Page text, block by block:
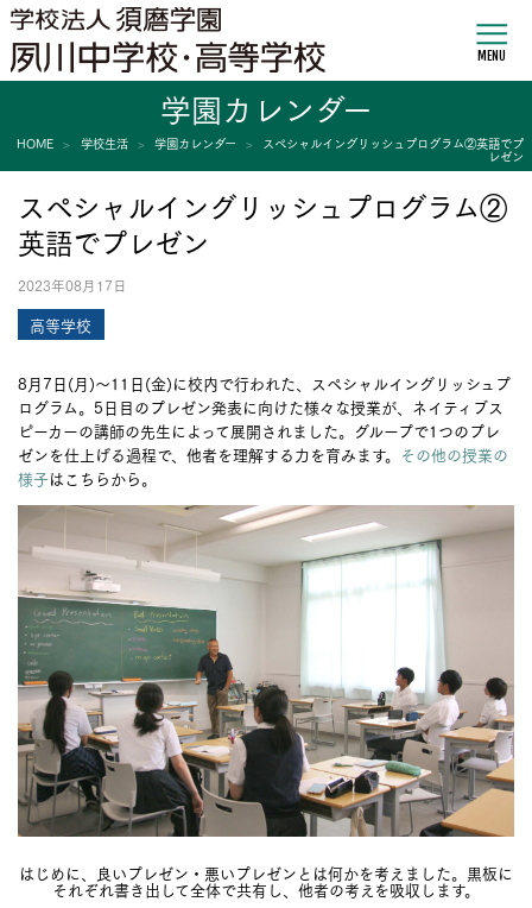
MENU
学園カレンダー
HOME 学校生活 学園カレンダー スペシャルイングリッシュプログラム②英語でプ
レゼン
スペシャルイングリッシュプログラム②
英語でプレゼン
2023年08月17日
高等学校
8月7日(月)～11日(金)に校内で行われた、スペシャルイングリッシュプ
ログラム。5日目のプレゼン発表に向けた様々な授業が、ネイティブス
ピーカーの講師の先生によって展開されました。グループで1つのプレ
ゼンを仕上げる過程で、他者を理解する力を育みます。 その他の授業の
様子はこちらから。
はじめに、良いプレゼン・悪いプレゼンとは何かを考えました。黒板に
それぞれ書き出して全体で共有し、他者の考えを吸収します。